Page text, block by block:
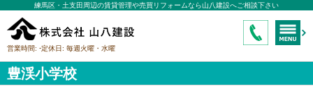
練馬区・土支田周辺の賃貸管理や売買リフォームなら山八建設へご相談下さい
営業時間: -定休日: 毎週火曜・水曜
豊渓小学校